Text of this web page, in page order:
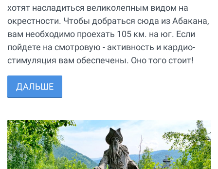
хотят насладиться великолепным видом на
окрестности. Чтобы добраться сюда из Абакана,
вам необходимо проехать 105 км. на юг. Если
пойдете на смотровую - активность и кардио-
стимуляция вам обеспечены. Оно того стоит!
ДАЛЬШЕ